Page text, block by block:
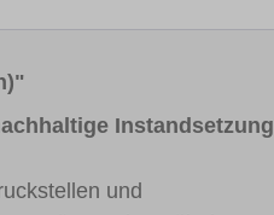
Instandsetzung
und